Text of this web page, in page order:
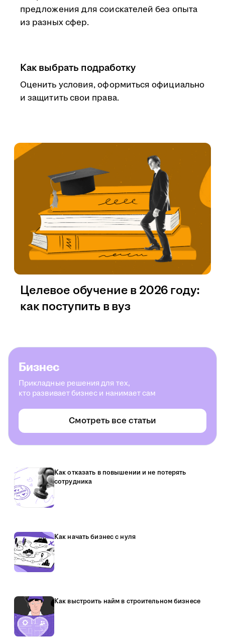
предложения для соискателей без опыта
из разных сфер.
Как выбрать подработку
Оценить условия, оформиться официально
и защитить свои права.
Целевое обучение в 2026 году:
как поступить в вуз
Бизнес
Прикладные решения для тех,
кто развивает бизнес и нанимает сам
Смотреть все статьи
Как отказать в повышении и не потерять
сотрудника
Как начать бизнес с нуля
Как выстроить найм в строительном бизнесе